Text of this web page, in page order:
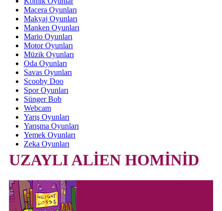
Macera Oyunları
Makyaj Oyunları
Manken Oyunları
Mario Oyunları
Motor Oyunları
Müzik Oyunları
Oda Oyunları
Savas Oyunları
Scooby Doo
Spor Oyunları
Sünger Bob
Webcam
Yarış Oyunları
Yarışma Oyunları
Yemek Oyunları
Zeka Oyunları
UZAYLI ALİEN HOMİNİD